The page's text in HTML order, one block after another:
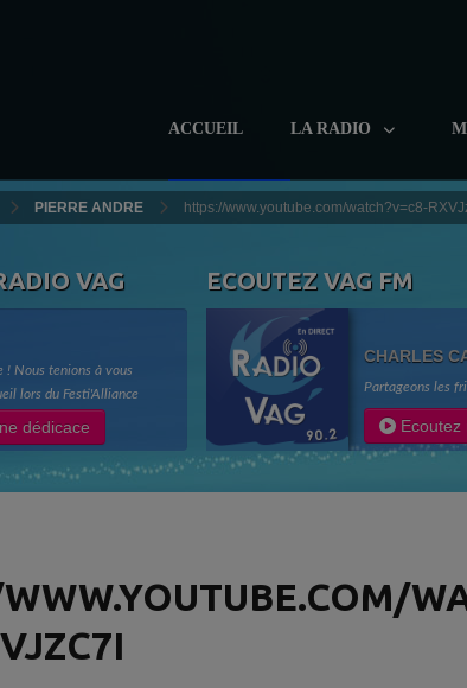
ACCUEIL LA RADIO
PIERRE ANDRE https://www.youtube.com/watch?v=c8-
VAG
! Nous tenions à vous
lors du Festi'Alliance
!! Longue vie à Radio
dédicace
ECOUTEZ VAG FM
CHARLES
THIERRY
Partageons les
Ecoutez